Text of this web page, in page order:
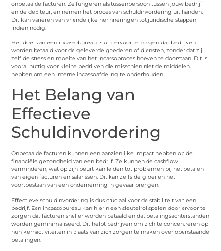
onbetaalde facturen. Ze fungeren als tussenpersoon tussen jouw bedrijf
en de debiteur, en nemen het proces van schuldinvordering uit handen.
Dit kan variëren van vriendelijke herinneringen tot juridische stappen
indien nodig.
Het doel van een incassobureau is om ervoor te zorgen dat bedrijven
worden betaald voor de geleverde goederen of diensten, zonder dat zij
zelf de stress en moeite van het incassoproces hoeven te doorstaan. Dit is
vooral nuttig voor kleine bedrijven die misschien niet de middelen
hebben om een interne incassoafdeling te onderhouden.
Het Belang van
Effectieve
Schuldinvordering
Onbetaalde facturen kunnen een aanzienlijke impact hebben op de
financiële gezondheid van een bedrijf. Ze kunnen de cashflow
verminderen, wat op zijn beurt kan leiden tot problemen bij het betalen
van eigen facturen en salarissen. Dit kan zelfs de groei en het
voortbestaan van een onderneming in gevaar brengen.
Effectieve schuldinvordering is dus cruciaal voor de stabiliteit van een
bedrijf. Een incassobureau kan hierin een sleutelrol spelen door ervoor te
zorgen dat facturen sneller worden betaald en dat betalingsachterstanden
worden geminimaliseerd. Dit helpt bedrijven om zich te concentreren op
hun kernactiviteiten in plaats van zich zorgen te maken over openstaande
betalingen.